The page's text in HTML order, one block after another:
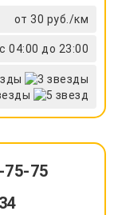
от 30 руб./км
с 04:00 до 23:00
75